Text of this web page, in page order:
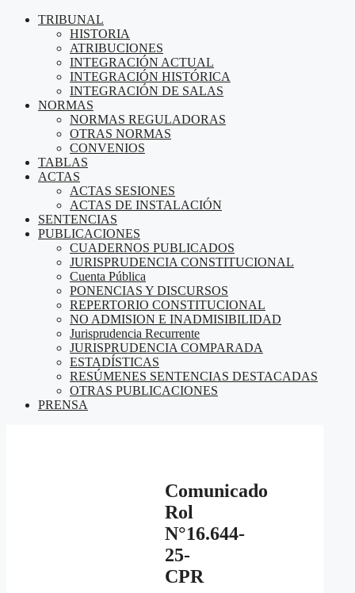
TRIBUNAL
HISTORIA
ATRIBUCIONES
INTEGRACIÓN ACTUAL
INTEGRACIÓN HISTÓRICA
INTEGRACIÓN DE SALAS
NORMAS
NORMAS REGULADORAS
OTRAS NORMAS
CONVENIOS
TABLAS
ACTAS
ACTAS SESIONES
ACTAS DE INSTALACIÓN
SENTENCIAS
PUBLICACIONES
CUADERNOS PUBLICADOS
JURISPRUDENCIA CONSTITUCIONAL
Cuenta Pública
PONENCIAS Y DISCURSOS
REPERTORIO CONSTITUCIONAL
NO ADMISION E INADMISIBILIDAD
Jurisprudencia Recurrente
JURISPRUDENCIA COMPARADA
ESTADÍSTICAS
RESÚMENES SENTENCIAS DESTACADAS
OTRAS PUBLICACIONES
PRENSA
Comunicado
Rol
N°16.644-
25-
CPR